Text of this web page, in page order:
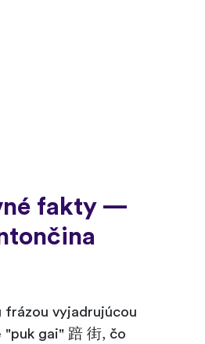
fakty —
frázou vyjadrujúcou
gai" 踣 街, čo